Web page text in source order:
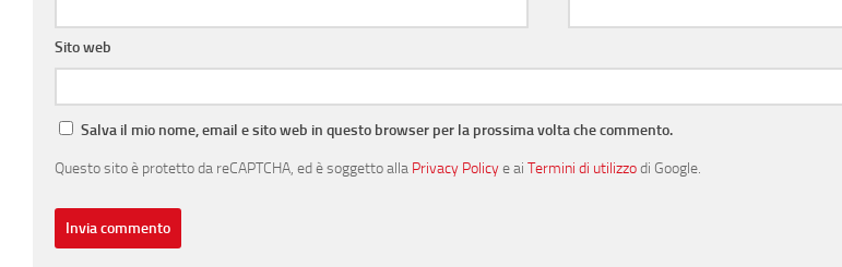
Sito web
Salva il mio nome, email e sito web in questo browser per la prossima volta che commento.
Questo sito è protetto da reCAPTCHA, ed è soggetto alla Privacy Policye ai Termini di utilizzodi Google.